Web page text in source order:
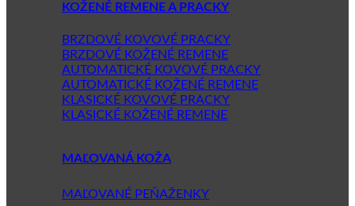
KOŽENÉ REMENE A PRACKY
BRZDOVÉ KOVOVÉ PRACKY
BRZDOVÉ KOŽENÉ REMENE
AUTOMATICKÉ KOVOVÉ PRACKY
AUTOMATICKÉ KOŽENÉ REMENE
KLASICKÉ KOVOVÉ PRACKY
KLASICKÉ KOŽENÉ REMENE
MAĽOVANÁ KOŽA
MAĽOVANÉ PEŇAŽENKY